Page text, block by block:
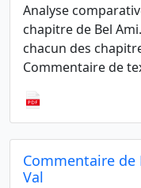
Analyse
chapitre de Bel
chacun des
Commentaire de
Commentaire de
Val